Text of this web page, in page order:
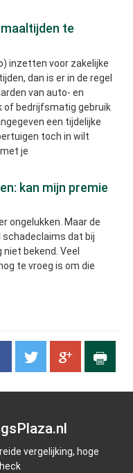
te
inzetten voor zakelijke
dan is er in de regel
van auto- en
of bedrijfsmatig gebruik
een tijdelijke
toch in wilt
je
kan mijn premie
ongelukken. Maar de
dat bij
bekend. Veel
te vroeg is om die
vergelijking, hoge